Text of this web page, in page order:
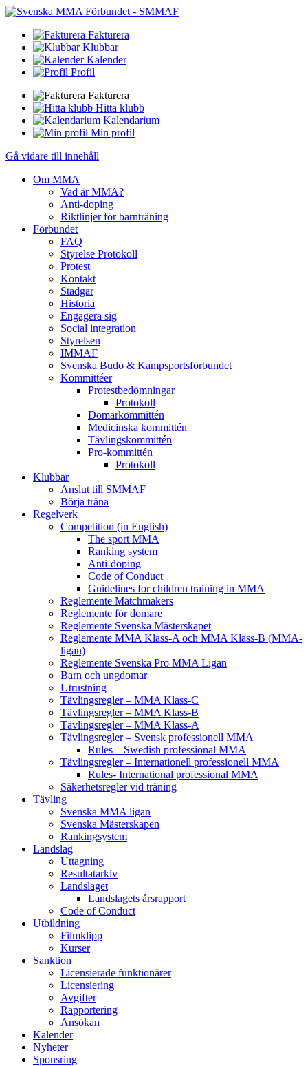
Fakturera
Klubbar
Kalender
Profil
Fakturera
Hitta klubb
Kalendarium
Min profil
Gå vidare till innehåll
Om MMA
Vad är MMA?
Anti-doping
Riktlinjer för barnträning
Förbundet
FAQ
Styrelse Protokoll
Protest
Kontakt
Stadgar
Historia
Engagera sig
Social integration
Styrelsen
IMMAF
Svenska Budo & Kampsportsförbundet
Kommittéer
Protestbedömningar
Protokoll
Domarkommittén
Medicinska kommittén
Tävlingskommittén
Pro-kommittén
Protokoll
Klubbar
Anslut till SMMAF
Börja träna
Regelverk
Competition (in English)
The sport MMA
Ranking system
Anti-doping
Code of Conduct
Guidelines for children training in MMA
Reglemente Matchmakers
Reglemente för domare
Reglemente Svenska Mästerskapet
Reglemente MMA Klass-A och MMA Klass-B (MMA-
ligan)
Reglemente Svenska Pro MMA Ligan
Barn och ungdomar
Utrustning
Tävlingsregler – MMA Klass-C
Tävlingsregler – MMA Klass-B
Tävlingsregler – MMA Klass-A
Tävlingsregler – Svensk professionell MMA
Rules – Swedish professional MMA
Tävlingsregler – Internationell professionell MMA
Rules- International professional MMA
Säkerhetsregler vid träning
Tävling
Svenska MMA ligan
Svenska Mästerskapen
Rankingsystem
Landslag
Uttagning
Resultatarkiv
Landslaget
Landslagets årsrapport
Code of Conduct
Utbildning
Filmklipp
Kurser
Sanktion
Licensierade funktionärer
Licensiering
Avgifter
Rapportering
Ansökan
Kalender
Nyheter
Sponsring